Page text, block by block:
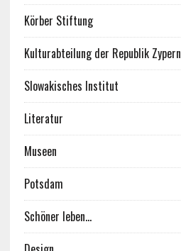
Körber Stiftung
Kulturabteilung der Republik Zypern
Slowakisches Institut
Literatur
Museen
Potsdam
Schöner leben…